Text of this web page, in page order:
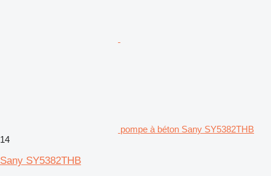
pompe à béton Sany SY5382THB
14
Sany SY5382THB